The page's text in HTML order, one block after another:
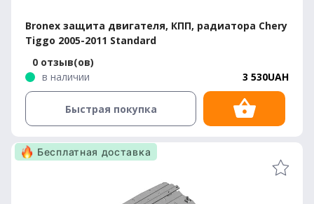
Bronex защита двигателя, КПП, радиатора Chery
Tiggo 2005-2011 Standard
0 отзыв(ов)
в наличии
3 530UAH
Быстрая покупка
Бесплатная доставка